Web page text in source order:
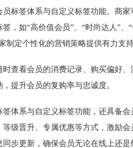
标签体系与自定义标签功能。商家
，如“高价值会员”、“时尚达人”、
定个性化的营销策略提供有力支持
查看会员的消费记录、购买偏好、
提升会员的复购率与忠诚度。
体系与自定义标签功能，还具备会
级晋升、专属优惠等方式，激励会
步更新，确保会员无论在线上还是